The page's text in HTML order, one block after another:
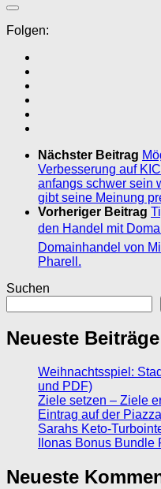
Folgen:
Nächster Beitrag
Verbesserung auf
anfangs schwer sein
gibt seine Meinung
Vorheriger Beitrag
den Handel mit
Domainhandel von
Pharell.
Suchen
Neueste Beiträge
Weihnachtsspiel:
und PDF)
Ziele setzen – Ziele
Eintrag auf der
Sarahs Keto-
Ilonas Bonus Bundle
Neueste